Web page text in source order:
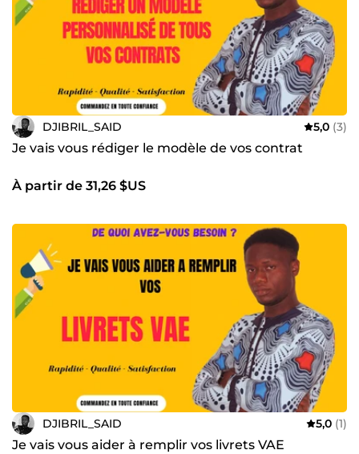
DJIBRIL_SAID 5,0 (3)
Je vais vous rédiger le modèle de vos contrat
À partir de 31,26 $US
DJIBRIL_SAID 5,0 (1)
Je vais vous aider à remplir vos livrets VAE